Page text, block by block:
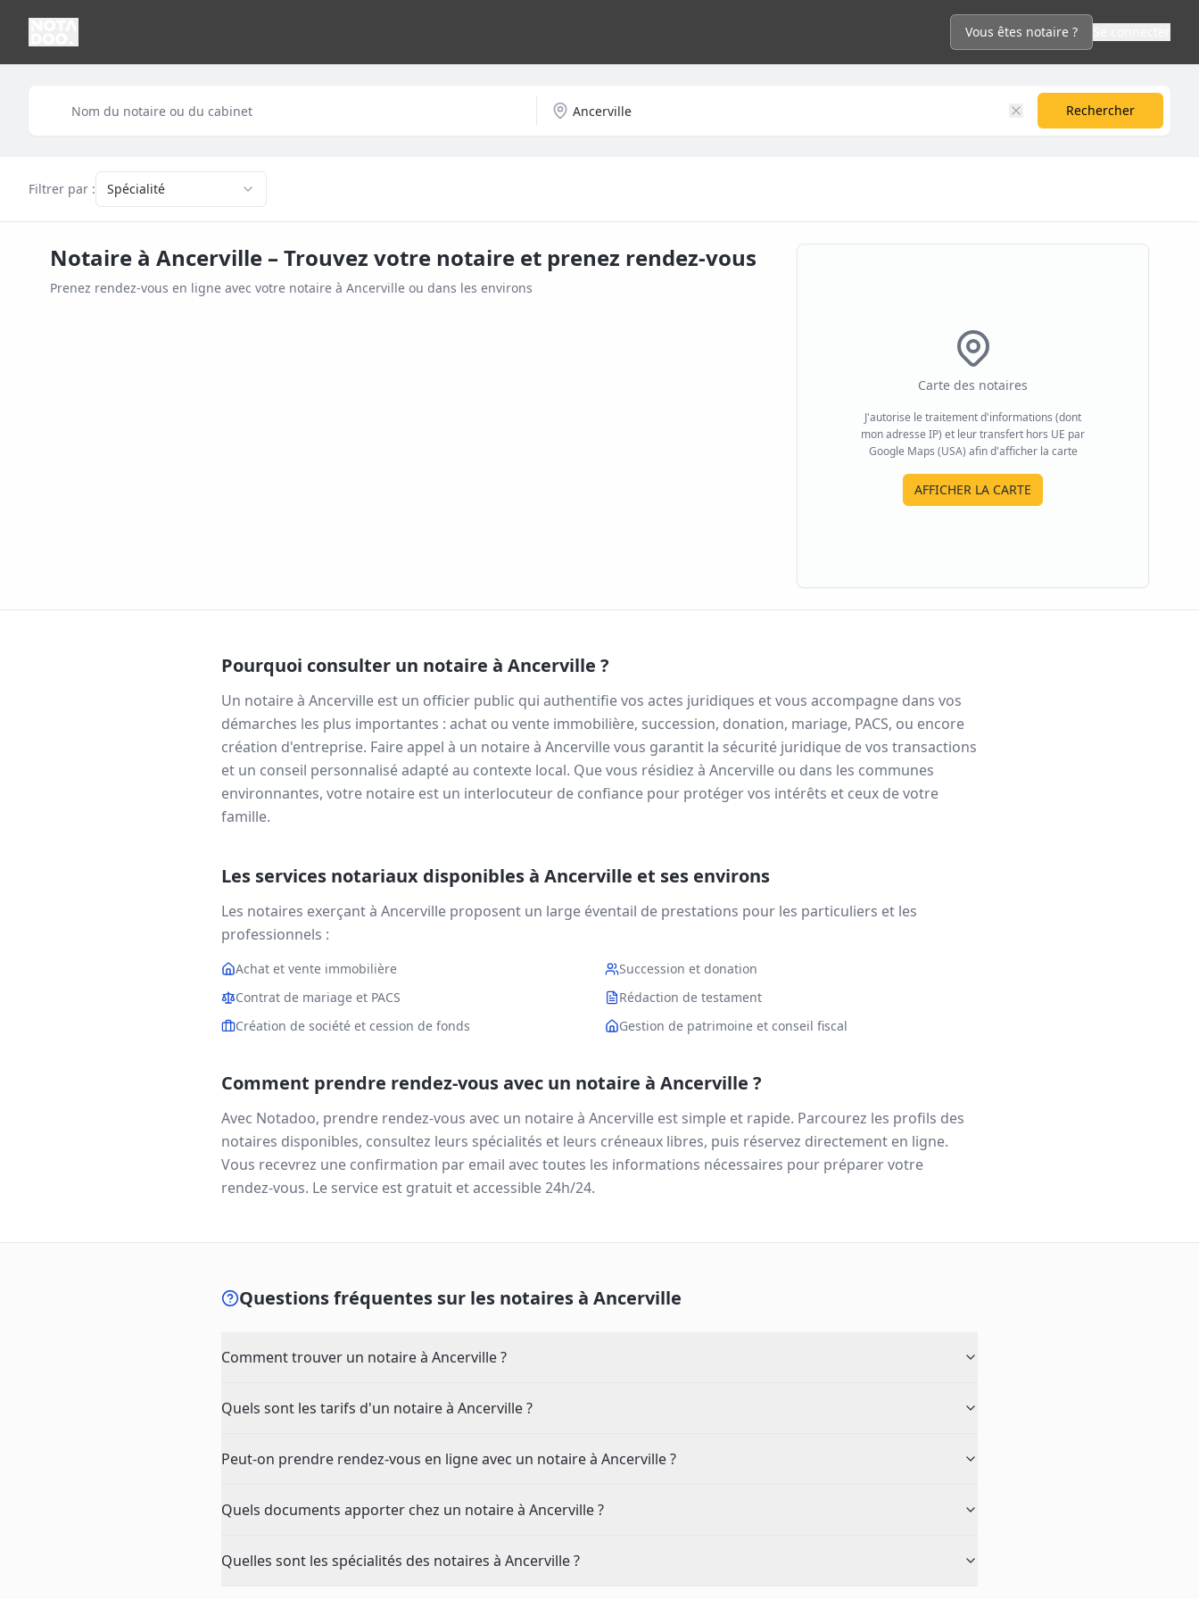
Vous êtes notaire ?
Rechercher
Filtrer par : Spécialité
Notaire à Ancerville – Trouvez votre notaire et prenez rendez-vous
Prenez rendez-vous en ligne avec votre notaire à Ancerville ou dans les environs
Carte des notaires
J'autorise le traitement d'informations (dont
mon adresse IP) et leur transfert hors UE par
Google Maps (USA) afin d'afficher la carte
AFFICHER LA CARTE
Pourquoi consulter un notaire à Ancerville ?
Un notaire à Ancerville est un officier public qui authentifie vos actes juridiques et vous accompagne dans vos
démarches les plus importantes : achat ou vente immobilière, succession, donation, mariage, PACS, ou encore
création d'entreprise. Faire appel à un notaire à Ancervillevous garantit la sécurité juridique de vos transactions
et un conseil personnalisé adapté au contexte local. Que vous résidiez à Ancerville ou dans les communes
environnantes, votre notaire est un interlocuteur de confiance pour protéger vos intérêts et ceux de votre
famille.
Les services notariaux disponibles à Ancerville et ses environs
Les notaires exerçant à Ancerville proposent un large éventail de prestations pour les particuliers et les
professionnels :
Achat et vente immobilière
Succession et donation
Contrat de mariage et PACS
Rédaction de testament
Création de société et cession de fonds
Gestion de patrimoine et conseil fiscal
Comment prendre rendez-vous avec un notaire à Ancerville ?
Avec Notadoo, prendre rendez-vous avec un notaire à Ancerville est simple et rapide. Parcourez les profils des
notaires disponibles, consultez leurs spécialités et leurs créneaux libres, puis réservez directement en ligne.
Vous recevrez une confirmation par email avec toutes les informations nécessaires pour préparer votre
rendez-vous. Le service est gratuit et accessible 24h/24.
Questions fréquentes sur les notaires à Ancerville
Comment trouver un notaire à Ancerville ?
Quels sont les tarifs d'un notaire à Ancerville ?
Peut-on prendre rendez-vous en ligne avec un notaire à Ancerville ?
Quels documents apporter chez un notaire à Ancerville ?
Quelles sont les spécialités des notaires à Ancerville ?